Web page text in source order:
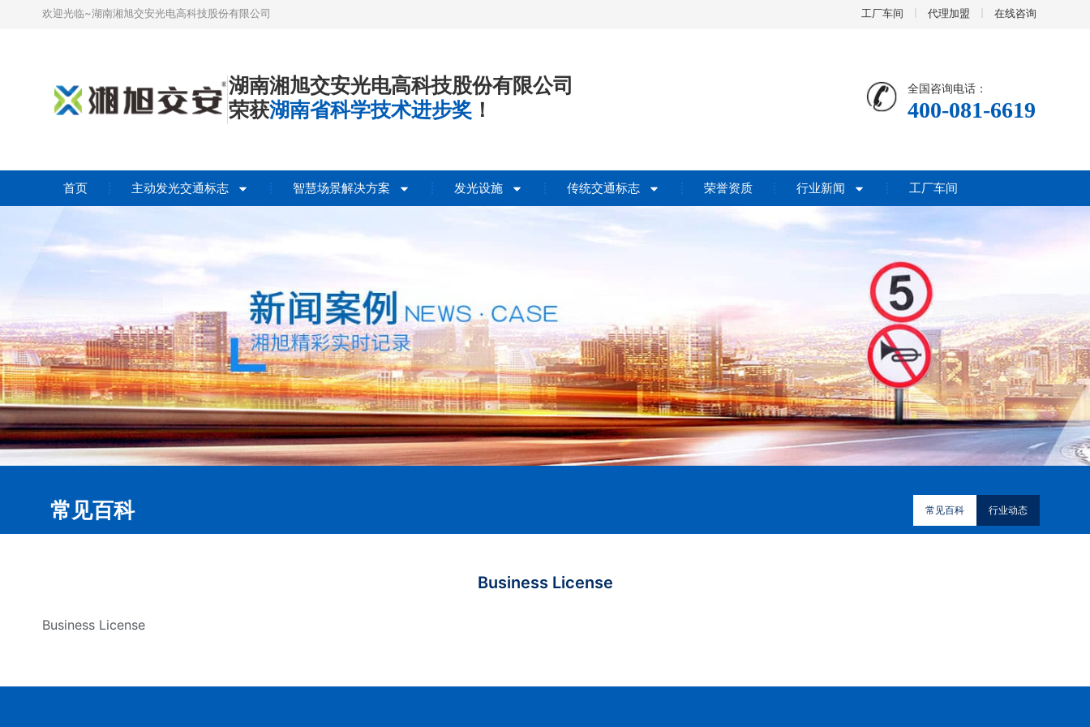
欢迎光临~湖南湘旭交安光电高科技股份有限公司 工厂车间 代理加盟 在线咨询
湖南湘旭交安光电高科技股份有限公司
荣获湖南省科学技术进步奖 ！
全国咨询电话：
400-081-6619
首页 主动发光交通标志 智慧场景解决方案 发光设施 传统交通标志 荣誉资质 行业新闻 工厂车间
常见百科 常见百科 行业动态
Business License
Business License